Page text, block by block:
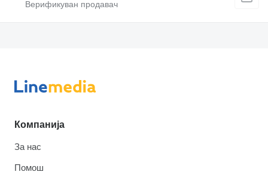
Компанија
За нас
Помош